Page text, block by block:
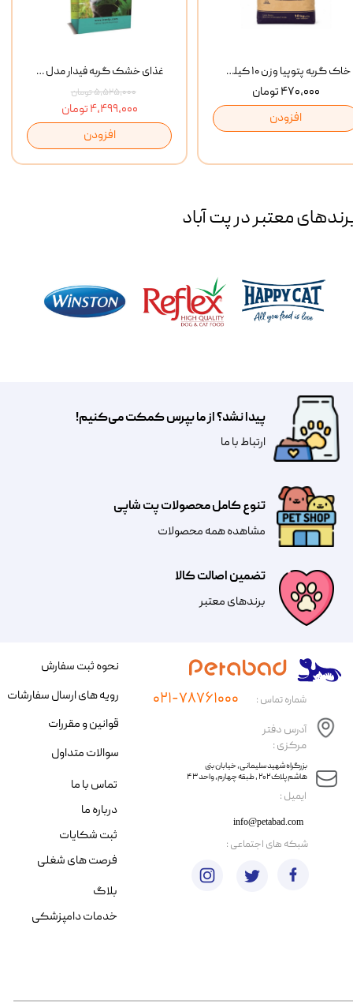
غذای خشک گربه فیدار مدل Adult وزن 10 کیلوگرم
۵,۵۲۵,۰۰۰ تومان
۴,۴۹۹,۰۰۰ تومان
افزودن
خاک گربه پتوپیا وزن ۱۰ کیلوگرم
۴۷۰,۰۰۰ تومان
افزودن
معتبر در پت آباد
تضمین اصالت کالا
​​برندهای معتبر​​​​​​​
تنوع کامل محصولات پت شاپی
مشاهده همه محصولات
پیدا نشد؟ از ما بپرس کمکت می‌کنیم!
​​​ارتباط با ما
​ایمیل :
آدرس دفتر
مرکزی :
info@petabad.com
​​بزرگراه شهید سلیمانی، خیابان بنی
هاشم پلاک ۲۰۲ ، طبقه چهارم، واحد ۴۳
شماره تماس : ۰۲۱-۷۸۷۶۱۰۰۰
نحوه ثبت سفارش
رویه های ارسال سفارشات
قوانین و مقررات
سوالات متداول
تماس با ما
درباره ما
ثبت شکایات
فرصت های شغلی
​شبکه های اجتماعی :
بلاگ
خدمات دامپزشکی